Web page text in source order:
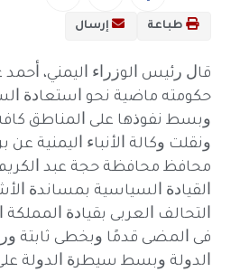
طباعة إرسال
ﻗﺎﻝ ﺭﺋﻴﺲ ﺍﻟﻮﺯﺭﺍﺀ ﺍﻟﻴﻤﻨﻲ، ﺃﺣﻤﺪ
ﺣﻜﻮﻣﺘﻪ ﻣﺎﺿﻴﺔ ﻧﺤﻮ ﺍﺳﺘﻌﺎﺩﺓ
ﻭﺑﺴﻂ ﻧﻔﻮﺫﻫﺎ ﻋﻠﻰ ﺍﻟﻤﻨﺎﻃﻖ
ﻭﻧﻘﻠﺖ ﻭﻛﺎﻟﺔ ﺍﻷﻧﺒﺎﺀ ﺍﻟﻴﻤﻨﻴﺔ ﻋﻦ
ﻣﺤﺎﻓﻆ ﻣﺤﺎﻓﻈﺔ ﺣﺠﺔ ﻋﺒﺪ ﺍﻟﻜﺮﻳﻢ
ﺍﻟﻘﻴﺎﺩﺓ ﺍﻟﺴﻴﺎﺳﻴﺔ ﺑﻤﺴﺎﻧﺪﺓ
ﺍﻟﺘﺤﺎﻟﻒ ﺍﻟﻌﺮﺑﻰ ﺑﻘﻴﺎﺩﺓ ﺍﻟﻤﻤﻠﻜﺔ
ﻓﻰ ﺍﻟﻤﻀﻰ ﻗﺪﻣًﺎ ﻭﺑﺨﻄﻰ ﺛﺎﺑﺘﺔ
ﺍﻟﺪﻭﻟﺔ ﻭﺑﺴﻂ ﺳﻴﻄﺮﺓ ﺍﻟﺪﻭﻟﺔ